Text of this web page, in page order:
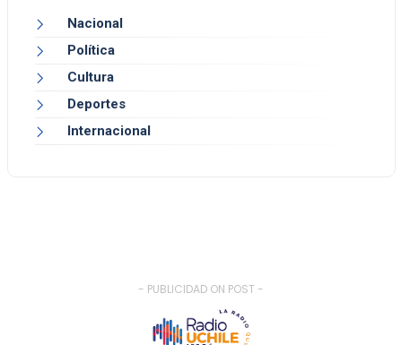
Nacional
Política
Cultura
Deportes
Internacional
- PUBLICIDAD ON POST -